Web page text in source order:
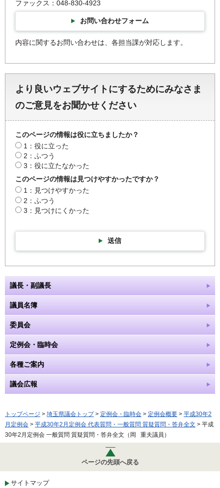
ファックス：048-830-4923
お問い合わせフォーム
内容に関するお問い合わせは、各担当課が対応します。
より良いウェブサイトにするためにみなさま
のご意見をお聞かせください
このページの情報は役に立ちましたか？
1：役に立った
2：ふつう
3：役に立たなかった
このページの情報は見つけやすかったですか？
1：見つけやすかった
2：ふつう
3：見つけにくかった
送信
議長・副議長
議員名簿
委員会
定例会・臨時会
各種ご案内
議会広報
トップページ > 埼玉県議会トップ> 定例会・臨時会 > 定例会概要 > 平成30年2
月定例会 > 平成30年2月定例会 代表質問・一般質問 質疑質問・答弁全文 > 平成
30年2月定例会 一般質問 質疑質問・答弁全文（岡 重夫議員）
ページの先頭へ戻る
サイトマップ